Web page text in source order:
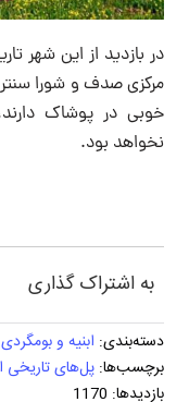
در بازدید از این شهر
مرکزی صدف و شورا سنتر
خوبی در پوشاک
نخواهد بود.
به اشتراک گذاری
دسته‌بندی: ابنیه و
برچسب‌ها: پل‌های تاریخی
بازدیدها: 1170